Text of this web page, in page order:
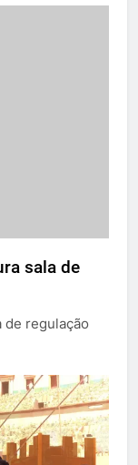
sala de
de regulação